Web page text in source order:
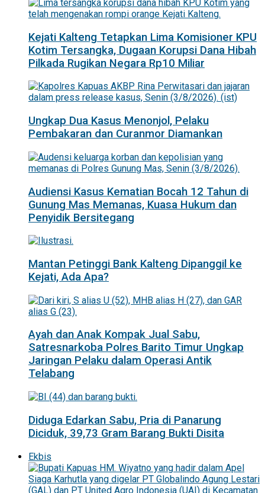
Kejati Kalteng Tetapkan Lima Komisioner KPU
Kotim Tersangka, Dugaan Korupsi Dana Hibah
Pilkada Rugikan Negara Rp10 Miliar
Ungkap Dua Kasus Menonjol, Pelaku
Pembakaran dan Curanmor Diamankan
Audiensi Kasus Kematian Bocah 12 Tahun di
Gunung Mas Memanas, Kuasa Hukum dan
Penyidik Bersitegang
Mantan Petinggi Bank Kalteng Dipanggil ke
Kejati, Ada Apa?
Ayah dan Anak Kompak Jual Sabu,
Satresnarkoba Polres Barito Timur Ungkap
Jaringan Pelaku dalam Operasi Antik
Telabang
Diduga Edarkan Sabu, Pria di Panarung
Diciduk, 39,73 Gram Barang Bukti Disita
Ekbis